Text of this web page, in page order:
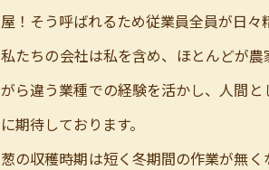
屋！そう呼ばれるため従業員全員が日々
私たちの会社は私を含め、ほとんどが
がら違う業種での経験を活かし、人間
に期待しております。
葱の収穫時期は短く冬期間の作業が無